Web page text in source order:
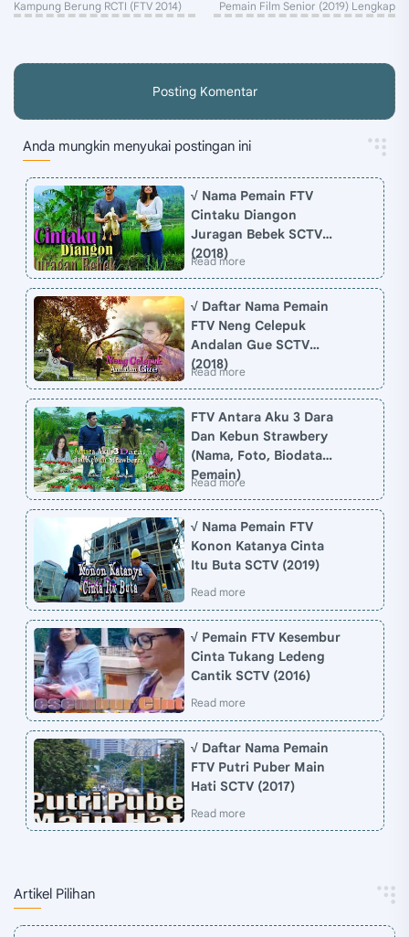
Posting Komentar
Anda mungkin menyukai postingan ini
√ Nama Pemain FTV
Cintaku Diangon
Juragan Bebek SCTV
(2018)
√ Daftar Nama Pemain
FTV Neng Celepuk
Andalan Gue SCTV
(2018)
FTV Antara Aku 3 Dara
Dan Kebun Strawbery
(Nama, Foto, Biodata
Pemain)
√ Nama Pemain FTV
Konon Katanya Cinta
Itu Buta SCTV (2019)
√ Pemain FTV Kesembur
Cinta Tukang Ledeng
Cantik SCTV (2016)
√ Daftar Nama Pemain
FTV Putri Puber Main
Hati SCTV (2017)
Artikel Pilihan